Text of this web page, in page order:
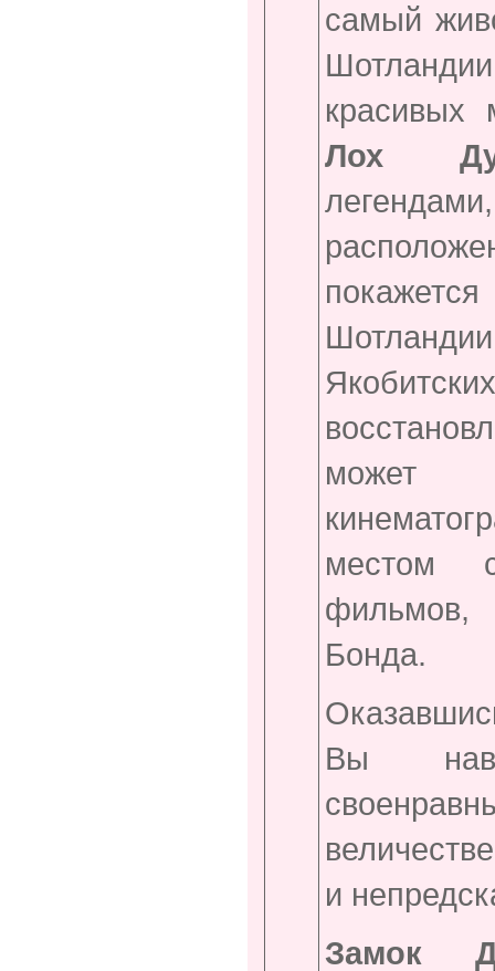
самый
красивых
Лох
местом
фильмов,
Бонда.
Вы
и
Замок